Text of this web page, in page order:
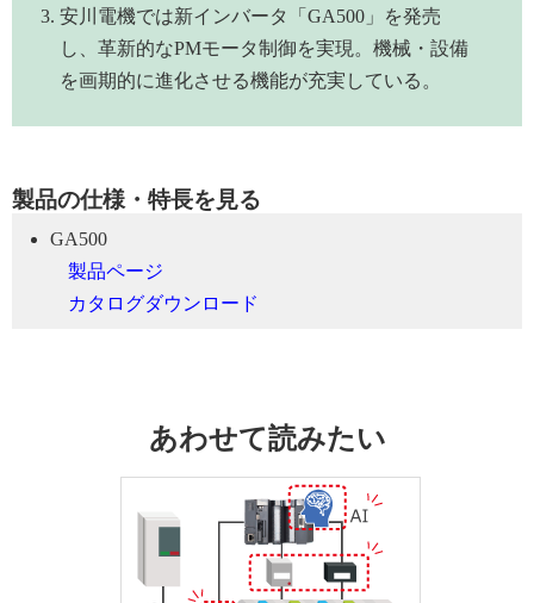
安川電機では新インバータ「GA500」を発売
し、革新的なPMモータ制御を実現。機械・設備
を画期的に進化させる機能が充実している。
製品の仕様・特長を見る
GA500
製品ページ
カタログダウンロード
あわせて読みたい